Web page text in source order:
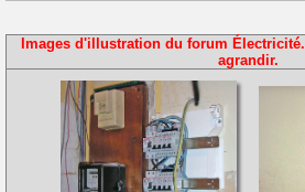
Images d'illustration du forum
agrandir.